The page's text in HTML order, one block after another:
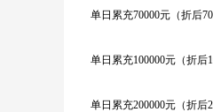
单日累充70000元（折后
单日累充100000元（折
单日累充200000元（折